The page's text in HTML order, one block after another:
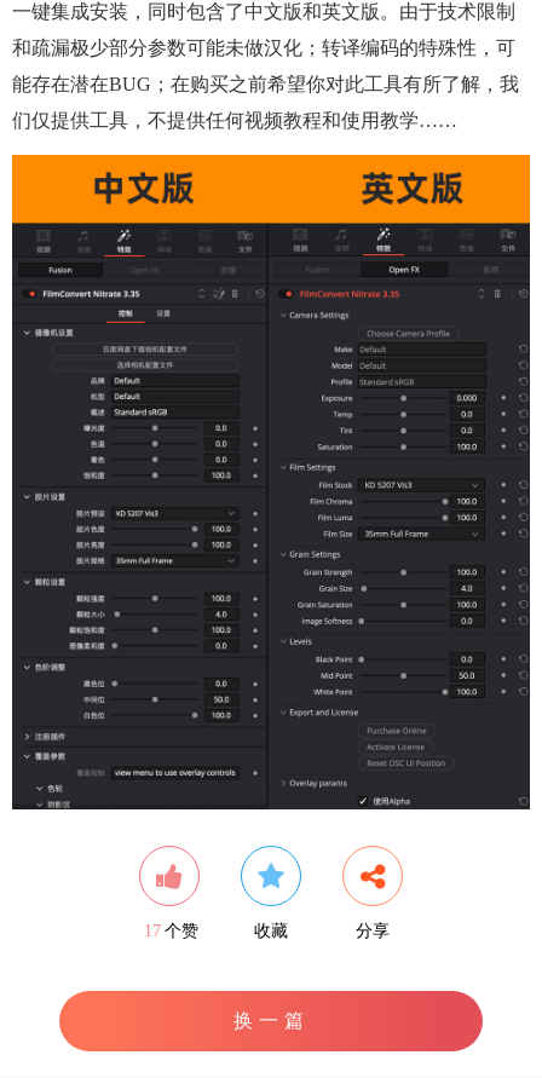
一键集成安装，同时包含了中文版和英文版。由于技术限制
和疏漏极少部分参数可能未做汉化；转译编码的特殊性，可
能存在潜在BUG；在购买之前希望你对此工具有所了解，我
们仅提供工具，不提供任何视频教程和使用教学……
17 个赞 收藏 分享
换一篇